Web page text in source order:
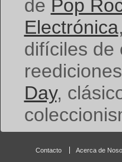
de Pop
Electrónica
difíciles de
Day,
Contacto Acerca de